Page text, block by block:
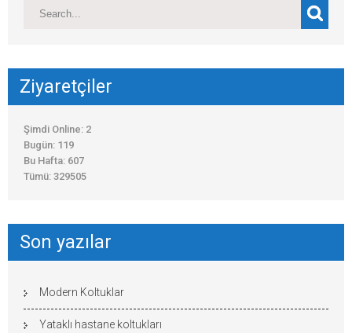
Ziyaretçiler
Şimdi Online: 2
Bugün: 119
Bu Hafta: 607
Tümü: 329505
Son yazılar
Modern Koltuklar
Yataklı hastane koltukları